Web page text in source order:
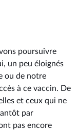
poursuivre
un peu éloignés
ou de notre
à ce vaccin. De
et ceux qui ne
par
pas encore